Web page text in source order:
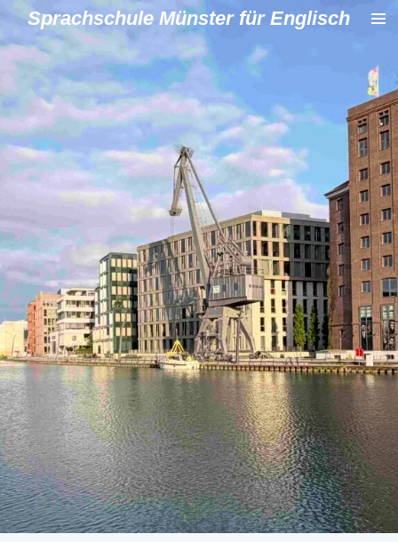
Zum
Hauptinhalt
springen
Sprachschule Münster für Englisch